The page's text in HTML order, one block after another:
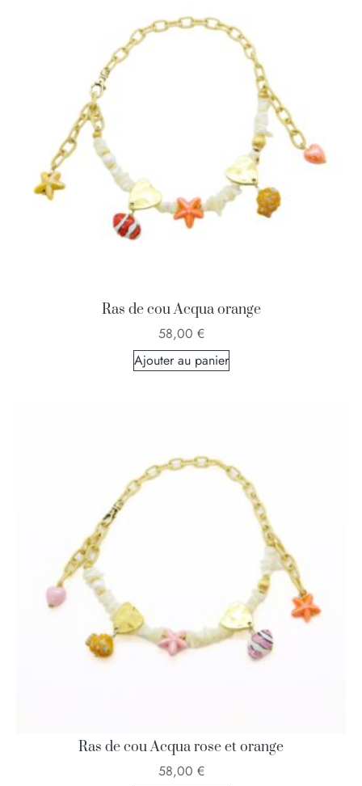
Ras de cou Acqua orange
58,00 €
Ajouter au panier
Ras de cou Acqua rose et orange
58,00 €